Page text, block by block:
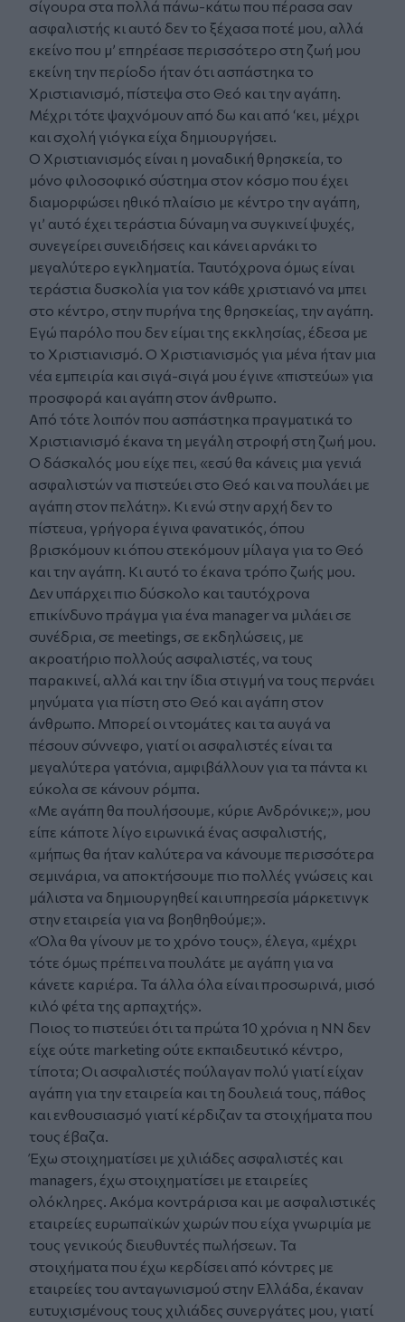
σίγουρα στα πολλά πάνω-κάτω που πέρασα σαν
ασφαλιστής κι αυτό δεν το ξέχασα ποτέ μου, αλλά
εκείνο που μ’ επηρέασε περισσότερο στη ζωή μου
εκείνη την περίοδο ήταν ότι ασπάστηκα το
Χριστιανισμό, πίστεψα στο Θεό και την αγάπη.
Μέχρι τότε ψαχνόμουν από δω και από ‘κει, μέχρι
και σχολή γιόγκα είχα δημιουργήσει.
Ο Χριστιανισμός είναι η μοναδική θρησκεία, το
μόνο φιλοσοφικό σύστημα στον κόσμο που έχει
διαμορφώσει ηθικό πλαίσιο με κέντρο την αγάπη,
γι’ αυτό έχει τεράστια δύναμη να συγκινεί ψυχές,
συνεγείρει συνειδήσεις και κάνει αρνάκι το
μεγαλύτερο εγκληματία. Ταυτόχρονα όμως είναι
τεράστια δυσκολία για τον κάθε χριστιανό να μπει
στο κέντρο, στην πυρήνα της θρησκείας, την αγάπη.
Εγώ παρόλο που δεν είμαι της εκκλησίας, έδεσα με
το Χριστιανισμό. Ο Χριστιανισμός για μένα ήταν μια
νέα εμπειρία και σιγά-σιγά μου έγινε «πιστεύω» για
προσφορά και αγάπη στον άνθρωπο.
Από τότε λοιπόν που ασπάστηκα πραγματικά το
Χριστιανισμό έκανα τη μεγάλη στροφή στη ζωή μου.
Ο δάσκαλός μου είχε πει, «εσύ θα κάνεις μια γενιά
ασφαλιστών να πιστεύει στο Θεό και να πουλάει με
αγάπη στον πελάτη». Κι ενώ στην αρχή δεν το
πίστευα, γρήγορα έγινα φανατικός, όπου
βρισκόμουν κι όπου στεκόμουν μίλαγα για το Θεό
και την αγάπη. Κι αυτό το έκανα τρόπο ζωής μου.
Δεν υπάρχει πιο δύσκολο και ταυτόχρονα
επικίνδυνο πράγμα για ένα manager να μιλάει σε
συνέδρια, σε meetings, σε εκδηλώσεις, με
ακροατήριο πολλούς ασφαλιστές, να τους
παρακινεί, αλλά και την ίδια στιγμή να τους περνάει
μηνύματα για πίστη στο Θεό και αγάπη στον
άνθρωπο. Μπορεί οι ντομάτες και τα αυγά να
πέσουν σύννεφο, γιατί οι ασφαλιστές είναι τα
μεγαλύτερα γατόνια, αμφιβάλλουν για τα πάντα κι
εύκολα σε κάνουν ρόμπα.
«Με αγάπη θα πουλήσουμε, κύριε Ανδρόνικε;», μου
είπε κάποτε λίγο ειρωνικά ένας ασφαλιστής,
«μήπως θα ήταν καλύτερα να κάνουμε περισσότερα
σεμινάρια, να αποκτήσουμε πιο πολλές γνώσεις και
μάλιστα να δημιουργηθεί και υπηρεσία μάρκετινγκ
στην εταιρεία για να βοηθηθούμε;».
«Όλα θα γίνουν με το χρόνο τους», έλεγα, «μέχρι
τότε όμως πρέπει να πουλάτε με αγάπη για να
κάνετε καριέρα. Τα άλλα όλα είναι προσωρινά, μισό
κιλό φέτα της αρπαχτής».
Ποιος το πιστεύει ότι τα πρώτα 10 χρόνια η ΝΝ δεν
είχε ούτε marketing ούτε εκπαιδευτικό κέντρο,
τίποτα; Οι ασφαλιστές πούλαγαν πολύ γιατί είχαν
αγάπη για την εταιρεία και τη δουλειά τους, πάθος
και ενθουσιασμό γιατί κέρδιζαν τα στοιχήματα που
τους έβαζα.
Έχω στοιχηματίσει με χιλιάδες ασφαλιστές και
managers, έχω στοιχηματίσει με εταιρείες
ολόκληρες. Ακόμα κοντράρισα και με ασφαλιστικές
εταιρείες ευρωπαϊκών χωρών που είχα γνωριμία με
τους γενικούς διευθυντές πωλήσεων. Τα
στοιχήματα που έχω κερδίσει από κόντρες με
εταιρείες του ανταγωνισμού στην Ελλάδα, έκαναν
ευτυχισμένους τους χιλιάδες συνεργάτες μου, γιατί